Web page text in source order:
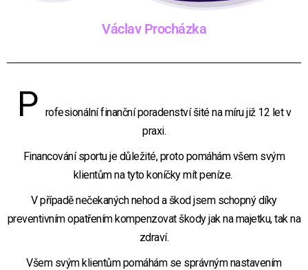
Václav Procházka
P rofesionální finanční poradenství šité na míru již 12 let v
praxi.
Financování sportu je důležité, proto pomáhám všem svým
klientům na tyto koníčky mít peníze.
V případě nečekaných nehod a škod jsem schopný díky
preventivním opatřením kompenzovat škody jak na majetku, tak na
zdraví.
Všem svým klientům pomáhám se správným nastavením